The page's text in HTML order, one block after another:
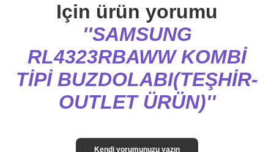
Için ürün yorumu
SAMSUNG
RL4323RBAWW KOMBİ
TİPİ BUZDOLABI(TEŞHİR-
OUTLET ÜRÜN)
Kendi yorumunuzu yazın